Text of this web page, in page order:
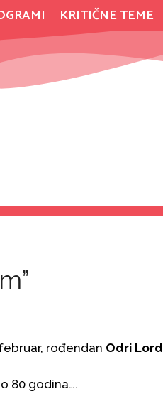
KRITIČNE TEME
rođendan Odri Lord
80 godina….